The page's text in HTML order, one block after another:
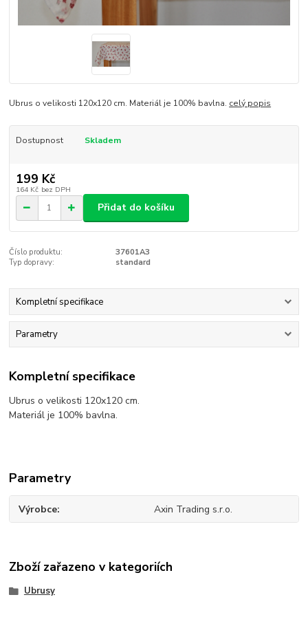
Ubrus o velikosti 120x120 cm. Materiál je 100% bavlna. celý popis
Dostupnost Skladem
199 Kč
164 Kč bez DPH
Přidat do košíku
Číslo produktu:
37601A3
Typ dopravy:
standard
Kompletní specifikace
Parametry
Kompletní specifikace
Ubrus o velikosti 120x120 cm.
Materiál je 100% bavlna.
Parametry
Výrobce Axin Trading s.r.o.
Zboží zařazeno v kategoriích
Ubrusy